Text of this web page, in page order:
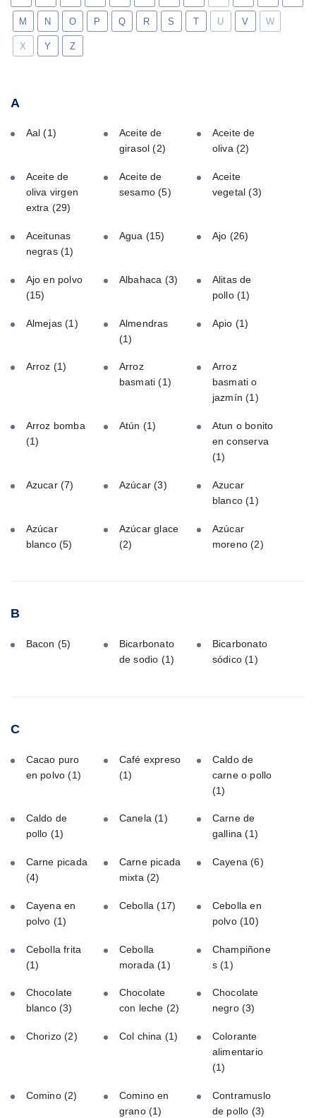
M N O P Q R S T U V W
X Y Z
A
Aal(1)
Aceite de
girasol(2)
Aceite de
oliva(2)
Aceite de
oliva virgen
extra (29)
Aceite de
sesamo(5)
Aceite
vegetal(3)
Aceitunas
negras (1)
Agua (15) Ajo (26)
Ajo en polvo
(15)
Albahaca (3)
Alitas de
pollo(1)
Almejas(1)
Almendras
(1)
Apio (1)
Arroz (1)
Arroz
basmati(1)
Arroz
basmati o
jazmín(1)
Arroz bomba
(1)
Atún (1)
Atun o bonito
en conserva
(1)
Azucar (7) Azúcar(3)
Azucar
blanco(1)
Azúcar
blanco (5)
Azúcar glace
(2)
Azúcar
moreno(2)
B
Bacon (5)
Bicarbonato
de sodio (1)
Bicarbonato
sódico(1)
C
Cacao puro
en polvo(1)
Café expreso
(1)
Caldo de
carne o pollo
(1)
Caldo de
pollo (1)
Canela(1)
Carne de
gallina(1)
Carne picada
(4)
Carne picada
mixta (2)
Cayena(6)
Cayena en
polvo (1)
Cebolla(17)
Cebolla en
polvo(10)
Cebolla frita
(1)
Cebolla
morada(1)
Champiñone
s(1)
Chocolate
blanco (3)
Chocolate
con leche (2)
Chocolate
negro(3)
Chorizo(2) Col china (1)
Colorante
alimentario
(1)
Comino (2)
Comino en
grano (1)
Contramuslo
de pollo (3)